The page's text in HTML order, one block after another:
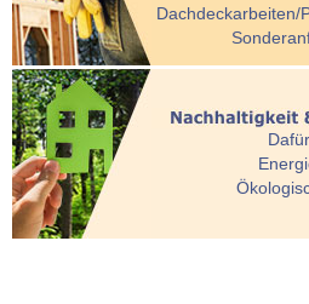
Dachdeckarbeiten/